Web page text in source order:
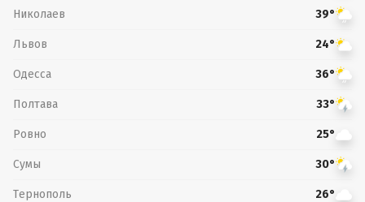
Николаев 39°
Львов 24°
Одесса 36°
Полтава 33°
Ровно 25°
Сумы 30°
Тернополь 26°